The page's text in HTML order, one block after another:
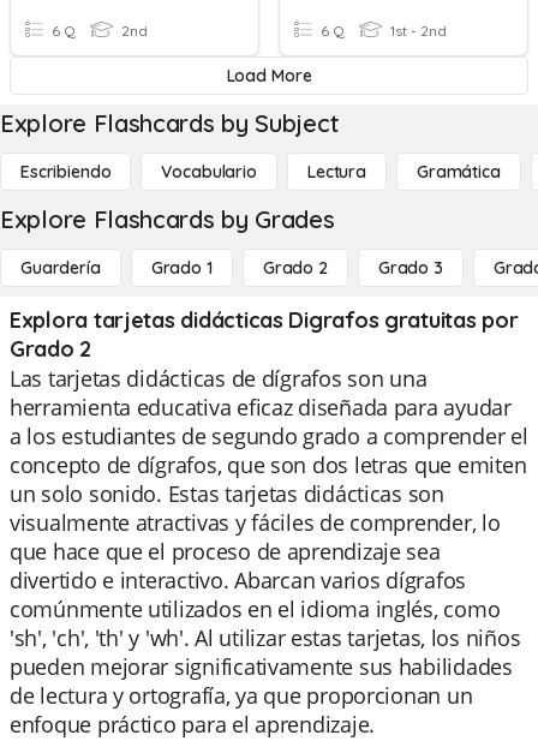
6 Q 2nd 6 Q 1st - 2nd
Load More
Explore Flashcards by Subject
Escribiendo Vocabulario Lectura Gramática
Explore Flashcards by Grades
Guardería Grado 1 Grado 2 Grado 3
Explora tarjetas didácticas Digrafos gratuitas por
Grado 2
Las tarjetas didácticas de dígrafos son una
herramienta educativa eficaz diseñada para ayudar
a los estudiantes de segundo grado a comprender el
concepto de dígrafos, que son dos letras que emiten
un solo sonido. Estas tarjetas didácticas son
visualmente atractivas y fáciles de comprender, lo
que hace que el proceso de aprendizaje sea
divertido e interactivo. Abarcan varios dígrafos
comúnmente utilizados en el idioma inglés, como
'sh', 'ch', 'th' y 'wh'. Al utilizar estas tarjetas, los niños
pueden mejorar significativamente sus habilidades
de lectura y ortografía, ya que proporcionan un
enfoque práctico para el aprendizaje.